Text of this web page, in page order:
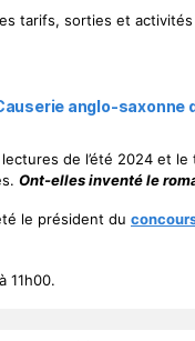
tarifs, sorties et
anglo-saxonne
de l’été 2024 et
Ont-elles inventé le
le président du
à 11h00.